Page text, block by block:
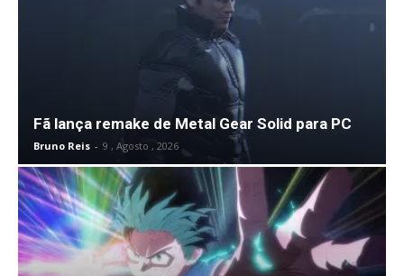
Fã lança remake de Metal Gear Solid para PC
Bruno Reis - 9 , Agosto , 2026